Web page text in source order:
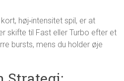
høj‑intensitet spil, er at
skifte til Fast eller Turbo efter et
bursts, mens du holder øje